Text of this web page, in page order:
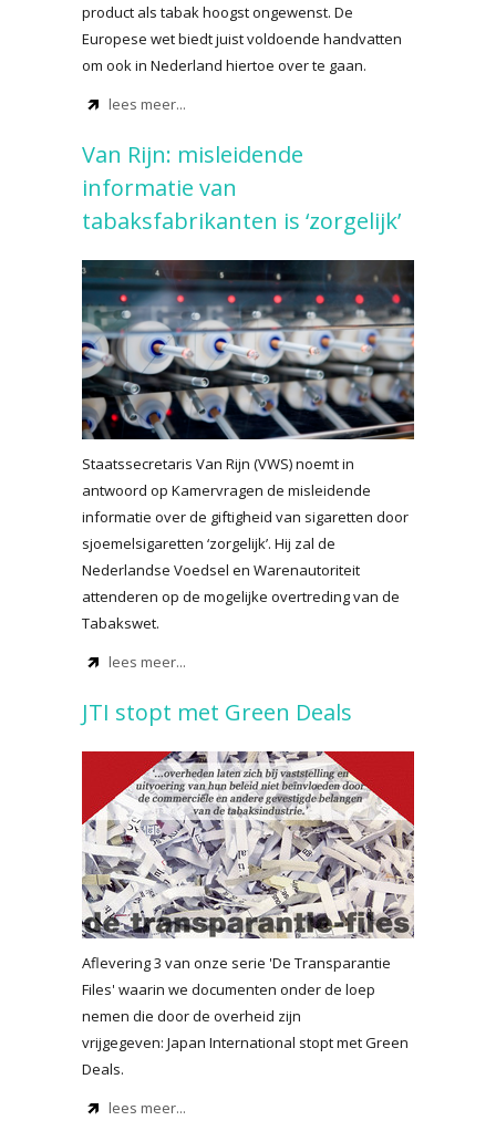
product als tabak hoogst ongewenst. De
Europese wet biedt juist voldoende handvatten
om ook in Nederland hiertoe over te gaan.
lees meer...
Van Rijn: misleidende
informatie van
tabaksfabrikanten is ‘zorgelijk’
Staatssecretaris Van Rijn (VWS) noemt in
antwoord op Kamervragen de misleidende
informatie over de giftigheid van sigaretten door
sjoemelsigaretten ‘zorgelijk’. Hij zal de
Nederlandse Voedsel en Warenautoriteit
attenderen op de mogelijke overtreding van de
Tabakswet.
lees meer...
JTI stopt met Green Deals
Aflevering 3 van onze serie 'De Transparantie
Files' waarin we documenten onder de loep
nemen die door de overheid zijn
vrijgegeven: Japan International stopt met Green
Deals.
lees meer...